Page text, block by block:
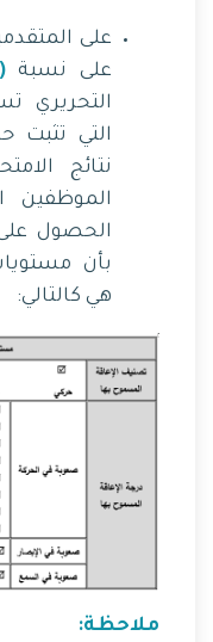
على
على نسبة(50%)
التحريري
التي تثبت
نتائج
الموظفين
الحصول على
بأن
هي كالتالي:
ملاحظة: